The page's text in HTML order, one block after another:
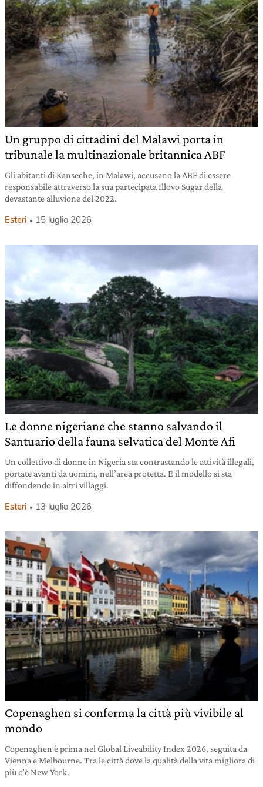
Un gruppo di cittadini del Malawi porta in
tribunale la multinazionale britannica ABF
Gli abitanti di Kanseche, in Malawi, accusano la ABF di essere
responsabile attraverso la sua partecipata Illovo Sugar della
devastante alluvione del 2022.
Esteri 15 luglio 2026
Le donne nigeriane che stanno salvando il
Santuario della fauna selvatica del Monte Afi
Un collettivo di donne in Nigeria sta contrastando le attività illegali,
portate avanti da uomini, nell’area protetta. E il modello si sta
diffondendo in altri villaggi.
Esteri 13 luglio 2026
Copenaghen si conferma la città più vivibile al
mondo
Copenaghen è prima nel Global Liveability Index 2026, seguita da
Vienna e Melbourne. Tra le città dove la qualità della vita migliora di
più c’è New York.